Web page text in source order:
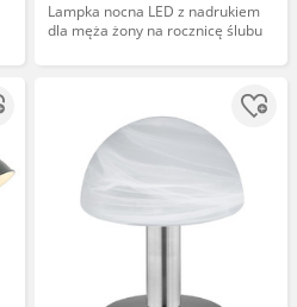
Lampka nocna LED z nadrukiem
dla męża żony na rocznicę ślubu